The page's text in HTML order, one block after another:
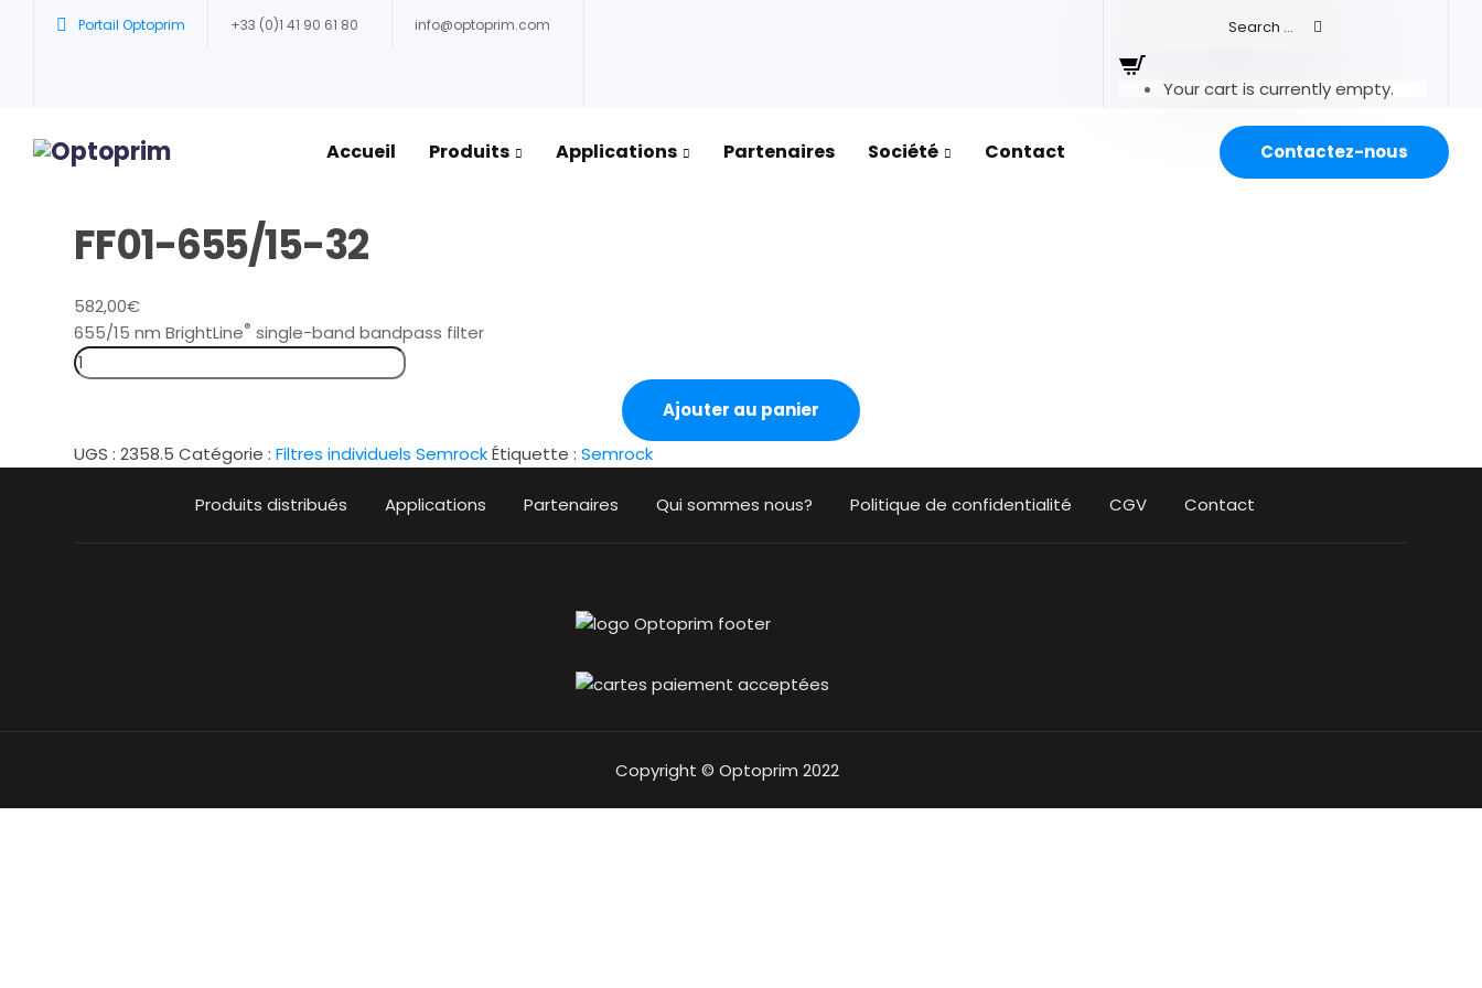
Portail Optoprim +33 (0)1 41 90 61 80 info@optoprim.com
Your cart is currently empty.
Accueil Produits Applications Partenaires Société Contact Contactez-nous
FF01-655/15-32
582,00€
655/15 nm BrightLine® single-band bandpass filter
Ajouter au panier
UGS : 2358.5 Catégorie : Filtres individuels SemrockÉtiquette : Semrock
Produits distribués Applications Partenaires Qui sommes nous? Politique de confidentialité CGV Contact
Copyright © Optoprim 2022